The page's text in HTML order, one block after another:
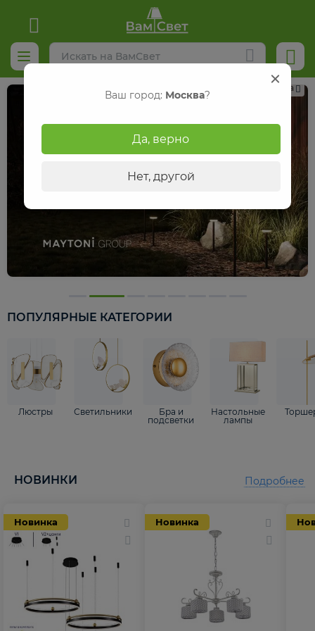
Реклама
ПОПУЛЯРНЫЕ КАТЕГОРИИ
Люстры Светильники
Бра и
подсветки
Настольные
лампы
НОВИНКИ
Новинка Новинка
Подробнее
Ваш город: Москва?
Да, верно
Нет, другой